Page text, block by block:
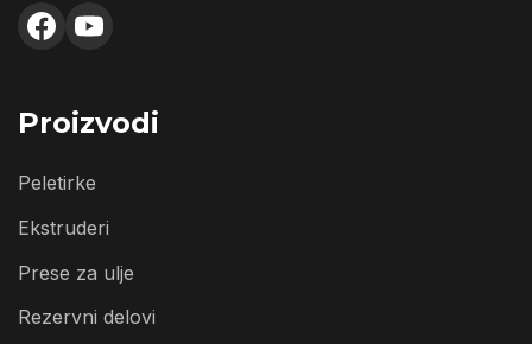
Proizvodi
Peletirke
Ekstruderi
Prese za ulje
Rezervni delovi